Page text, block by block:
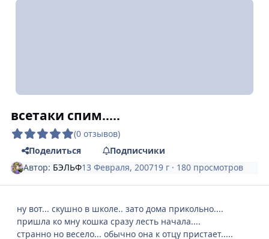
всетаки спим.....
(0 отзывов)
Поделиться
Подписчики
Автор: БЭЛЬФ13 Февраля, 200719 г · 180 просмотров
ну вот... скушно в школе.. зато дома прикольно....
пришла ко мну кошка сразу лесть начала....
странно но весело... обычно она к отцу пристает.....